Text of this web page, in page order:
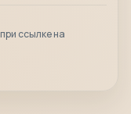
ссылке на